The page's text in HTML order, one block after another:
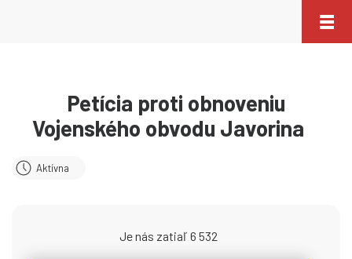
Petícia proti obnoveniu
Vojenského obvodu Javorina
Aktívna
Je nás zatiaľ 6 532